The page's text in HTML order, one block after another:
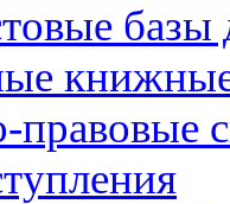
правовые